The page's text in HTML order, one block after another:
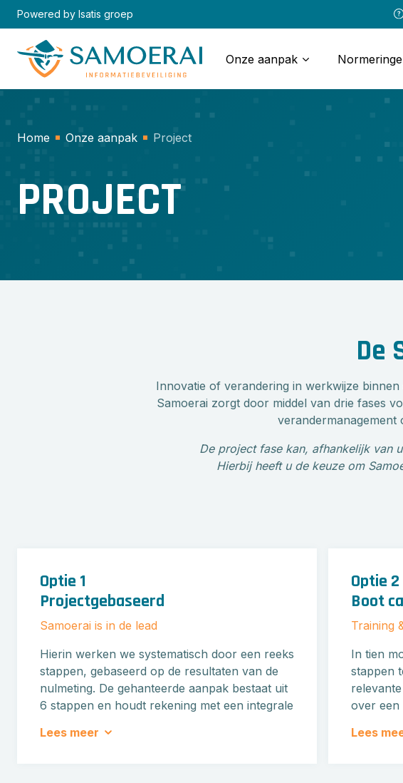
Skip
to
content
Powered by Isatis groep
Onze aanpak
Home Onze aanpak Project
PROJECT
De
Innovatie of verandering in werkwijze
Samoerai zorgt door middel van drie fases
verandermanagement
De project fase kan, afhankelijk van
Hierbij heeft u de keuze om
Optie 1
Projectgebaseerd
Samoerai is in de lead
Hierin werken we systematisch door een reeks
stappen, gebaseerd op de resultaten van de
nulmeting. De gehanteerde aanpak bestaat uit
6 stappen en houdt rekening met een integrale
wordt hierbij volledig ontzorgd door de
Lees meer
Optie 2
Boot
Training
In tien
stappen
over een
Lees